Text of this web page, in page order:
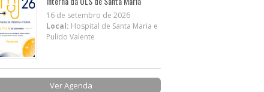
16 de setembro de 2026
Local: Hospital de Santa Maria e
Pulido Valente
Ver Agenda